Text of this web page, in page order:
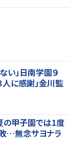
い」日南学園９
人に感謝」金川監
の甲子園では1度
…無念サヨナラ